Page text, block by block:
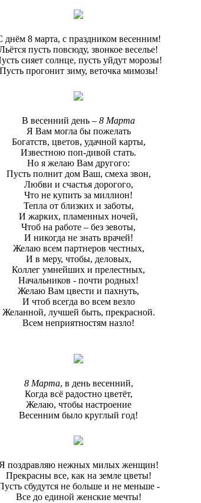
днём 8 марта, с праздником весенним!
пусть повсюду, звонкое веселье!
сияет солнце, пусть уйдут морозы!
прогонит зиму, веточка мимозы!
В весенний день – 8 Марта
Я Вам могла бы пожелать
Богатств, цветов, удачной карты,
Известною поп-дивой стать.
Но я желаю Вам другого:
Пусть полнит дом Ваш, смеха звон,
Любви и счастья дорогого,
Что не купить за миллион!
Тепла от близких и заботы,
И жарких, пламенных ночей,
Чтоб на работе – без зевоты,
И никогда не знать врачей!
Желаю всем партнеров честных,
И в меру, чтобы, деловых,
Коллег умнейших и прелестных,
Начальников - почти родных!
Желаю Вам цвести и пахнуть,
И чтоб всегда во всем везло
Желанной, лучшей быть, прекрасной.
Всем неприятностям назло!
8 Марта, в день весенний,
Когда всё радостно цветёт,
Желаю, чтобы настроение
Весенним было круглый год!
поздравляю нежных милых женщин!
Прекрасны все, как на земле цветы!
сбудутся не больше и не меньше -
Все до единой женские мечты!